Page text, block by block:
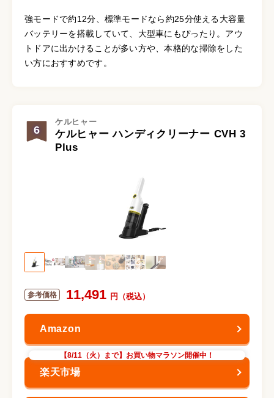
強モードで約12分、標準モードなら約25分使える大容量
バッテリーを搭載していて、大型車にもぴったり。アウ
トドアに出かけることが多い方や、本格的な掃除をした
い方におすすめです。
6
ケルヒャー
ケルヒャー ハンディクリーナー CVH 3
Plus
11,491
【8/11（火）まで】お買い物マラソン開催中！